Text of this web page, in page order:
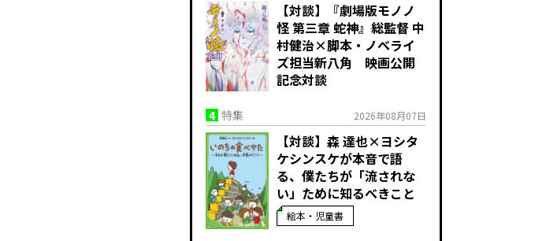
【対談】『劇場版モノノ
怪 第三章 蛇神』総監督 中
村健治×脚本・ノベライ
ズ担当新八角 映画公開
記念対談
4 特集 2026年08月07日
【対談】森 達也×ヨシタ
ケシンスケが本音で語
る、僕たちが「流されな
い」ために知るべきこと
絵本・児童書